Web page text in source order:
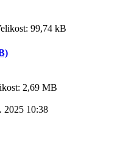
99,74 kB
2,69 MB
2025 10:38